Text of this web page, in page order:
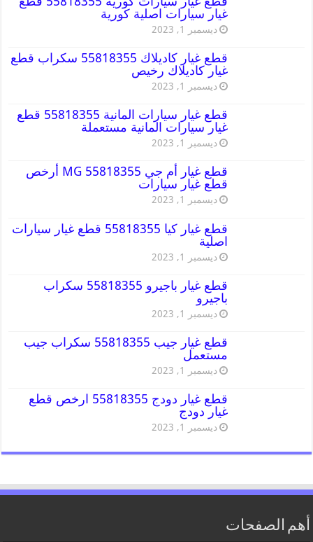
غيار سيارات اصلية كورية
ديسمبر 1, 2023
قطع غيار كاديلاك 55818355 سكراب قطع
غيار كاديلاك رخيص
ديسمبر 1, 2023
قطع غيار سيارات المانية 55818355 قطع
غيار سيارات المانية مستعملة
ديسمبر 1, 2023
قطع غيار أم جي MG 55818355 أرخص
قطع غيار سيارات
ديسمبر 1, 2023
قطع غيار كيا 55818355 قطع غيار سيارات
اصلية
ديسمبر 1, 2023
قطع غيار باجيرو 55818355 سكراب
باجيرو
ديسمبر 1, 2023
قطع غيار جيب 55818355 سكراب جيب
مستعمل
ديسمبر 1, 2023
قطع غيار دودج 55818355 ارخص قطع
غيار دودج
ديسمبر 1, 2023
أهم الصفحات